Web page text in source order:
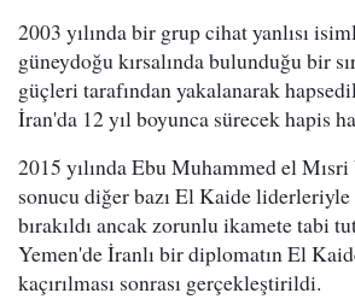
2003 yılında bir grup cihat yanlısı
güneydoğu kırsalında bulunduğu bir
güçleri tarafından yakalanarak
İran'da 12 yıl boyunca sürecek hapis
2015 yılında Ebu Muhammed el Mısri
sonucu diğer bazı El Kaide
bırakıldı ancak zorunlu ikamete tabi
Yemen'de İranlı bir diplomatın El
kaçırılması sonrası gerçekleştirildi.